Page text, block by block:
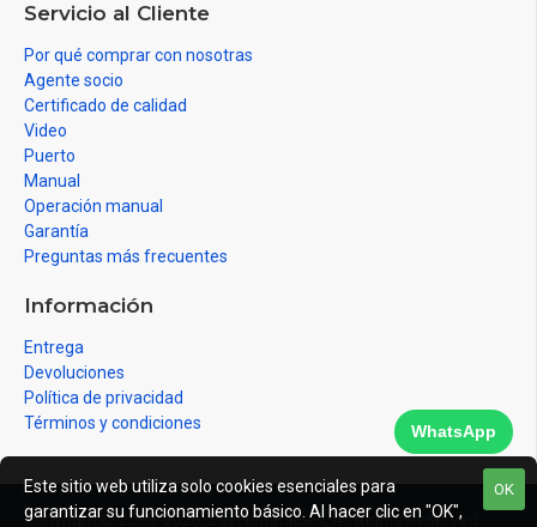
Servicio al Cliente
Por qué comprar con nosotras
Agente socio
Certificado de calidad
Video
Puerto
Manual
Operación manual
Garantía
Preguntas más frecuentes
Información
Entrega
Devoluciones
Política de privacidad
Términos y condiciones
Copyright © 2008-2026, East Inflatables, All Rights Reserved
OK
Este sitio web utiliza solo cookies esenciales para
garantizar su funcionamiento básico. Al hacer clic en "OK",
WhatsApp